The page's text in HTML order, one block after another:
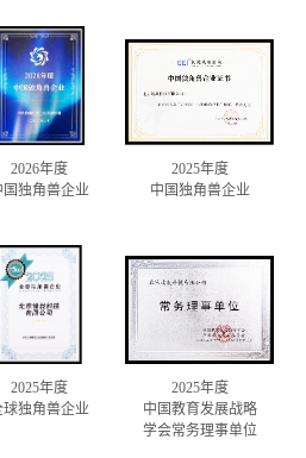
2026年度
国独角兽企业
2025年度
中国独角兽企业
2025年度
球独角兽企业
2025年度
中国教育发展战略
学会常务理事单位